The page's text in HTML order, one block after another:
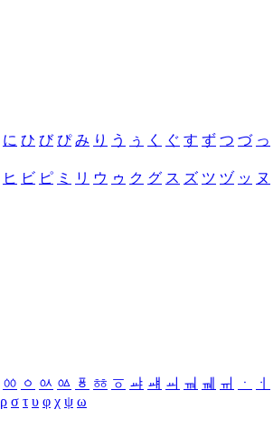
に ひ び ぴ み り う ぅ く ぐ す ず つ づ っ
ヒ ビ ピ ミ リ ウ ゥ ク グ ス ズ ツ ヅ ッ ヌ
ㆀ ㆁ ㆂ ㆃ ㆄ ㆅ ㆆ ㆇ ㆈ ㆉ ㆊ ㆋ ㆌ ㆍ
ㆎ
ρ σ τ υ φ χ ψ ω